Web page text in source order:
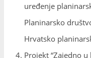
uređenje
Planinarsko
Hrvatsko
Projekt “Zajedno